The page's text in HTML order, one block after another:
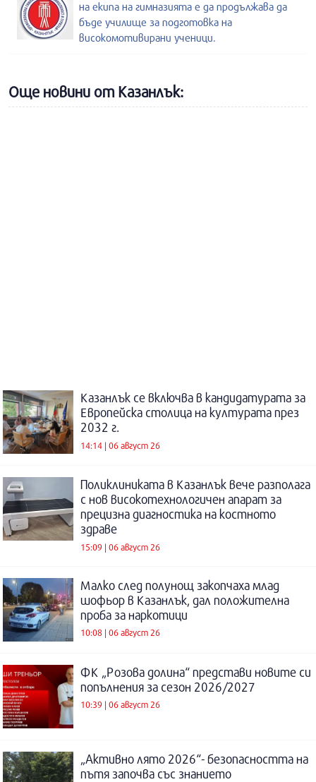
на екипа на гимназията е да продължава да
бъде училище за подготовка на
високомотивирани ученици.
Още новини от Казанлък:
Казанлък се включва в кандидатурата за
Европейска столица на културата през
2032 г.
14:14 | 06 август 26
Поликлиниката в Казанлък вече разполага
с нов високотехнологичен апарат за
прецизна диагностика на костното
здраве
15:09 | 06 август 26
Малко след полунощ закопчаха млад
шофьор в Казанлък, дал положителна
проба за наркотици
10:08 | 06 август 26
ФК „Розова долина“ представи новите си
попълнения за сезон 2026/2027
10:39 | 06 август 26
„Активно лято 2026“- безопасността на
пътя започва със знанието